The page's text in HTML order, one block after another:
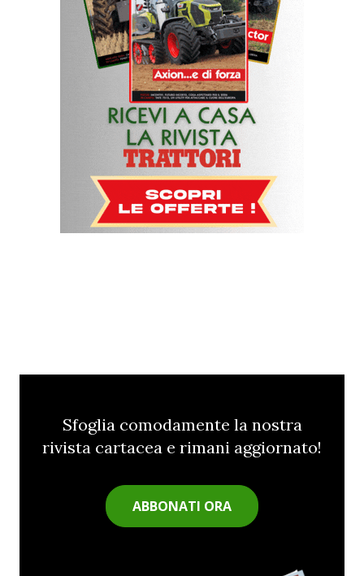
Sfoglia comodamente la nostra
rivista cartacea e rimani aggiornato!
ABBONATI ORA